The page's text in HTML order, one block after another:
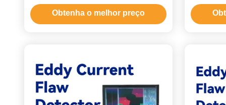
inteligente
Obtenha o melhor preço